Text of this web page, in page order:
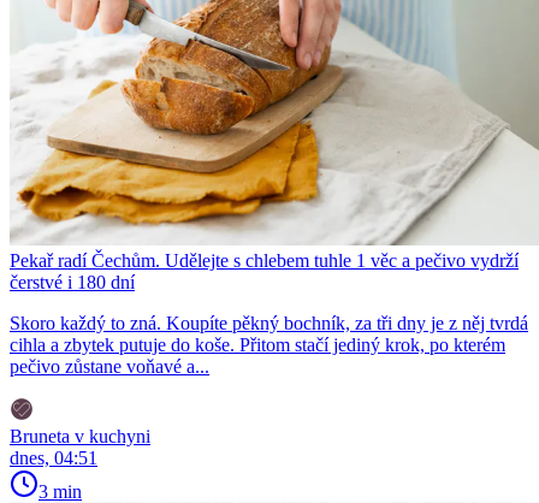
Pekař radí Čechům. Udělejte s chlebem tuhle 1 věc a pečivo vydrží
čerstvé i 180 dní
Skoro každý to zná. Koupíte pěkný bochník, za tři dny je z něj tvrdá
cihla a zbytek putuje do koše. Přitom stačí jediný krok, po kterém
pečivo zůstane voňavé a...
Bruneta v kuchyni
dnes, 04:51
3 min